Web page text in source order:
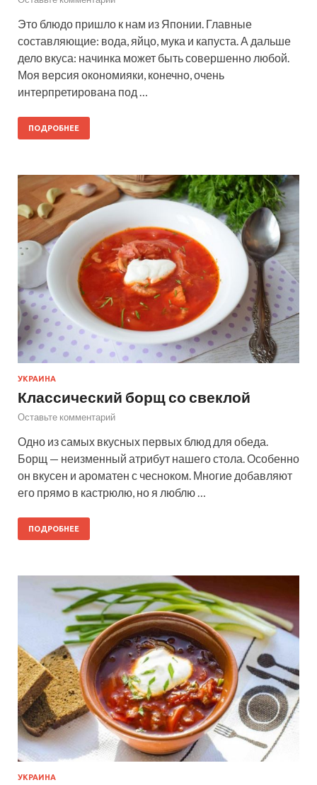
Это блюдо пришло к нам из Японии. Главные
составляющие: вода, яйцо, мука и капуста. А дальше
дело вкуса: начинка может быть совершенно любой.
Моя версия окономияки, конечно, очень
интерпретирована под …
ПОДРОБНЕЕ
УКРАИНА
Классический борщ со свеклой
Оставьте комментарий
Одно из самых вкусных первых блюд для обеда.
Борщ — неизменный атрибут нашего стола. Особенно
он вкусен и ароматен с чесноком. Многие добавляют
его прямо в кастрюлю, но я люблю …
ПОДРОБНЕЕ
УКРАИНА